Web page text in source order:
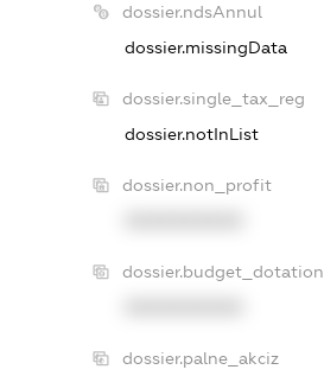
dossier.ndsAnnul
dossier.missingData
dossier.single_tax_reg
dossier.notInList
dossier.non_profit
dossier.budget_dotation
dossier.palne_akciz